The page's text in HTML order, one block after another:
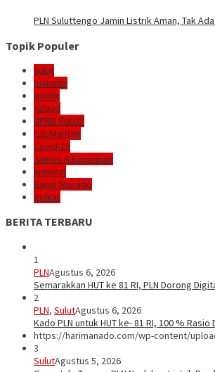
PLN Suluttengo Jamin Listrik Aman, Tak
Topik Populer
sulut
manado
politik
Talaud
DPRD SULUT
E2L-Mantap
Covid-19
James A Kojongian
kriminal
Banjir Manado
golkar
BERITA TERBARU
1
PLNAgustus 6, 2026
Semarakkan HUT ke 81 RI, PLN Dorong
2
PLN, SulutAgustus 6, 2026
Kado PLN untuk HUT ke- 81 RI, 100 %
https://harimanado.com/wp-content/
3
SulutAgustus 5, 2026